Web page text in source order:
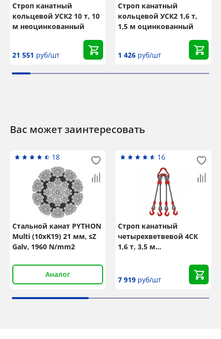
Строп канатный
кольцевой УСК2 10 т, 10
м неоцинкованный
21 551 руб/шт
Строп канатный
кольцевой УСК2 1,6 т,
1,5 м оцинкованный
1 426 руб/шт
Вас может заинтересовать
18
Стальной канат PYTHON
Multi (10xK19) 21 мм, sZ
Galv, 1960 N/mm2
Аналог
16
Строп канатный
четырехветвевой 4СК
1,6 т, 3,5 м
7 919 руб/шт